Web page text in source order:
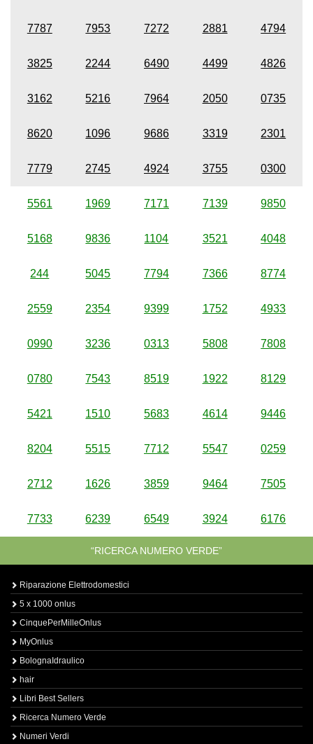
7787 7953 7272 2881 4794
3825 2244 6490 4499 4826
3162 5216 7964 2050 0735
8620 1096 9686 3319 2301
7779 2745 4924 3755 0300
5561 1969 7171 7139 9850
5168 9836 1104 3521 4048
244 5045 7794 7366 8774
2559 2354 9399 1752 4933
0990 3236 0313 5808 7808
0780 7543 8519 1922 8129
5421 1510 5683 4614 9446
8204 5515 7712 5547 0259
2712 1626 3859 9464 7505
7733 6239 6549 3924 6176
“RICERCA NUMERO VERDE”
Riparazione Elettrodomestici
5 x 1000 onlus
CinquePerMilleOnlus
MyOnlus
BolognaIdraulico
hair
Libri Best Sellers
Ricerca Numero Verde
Numeri Verdi